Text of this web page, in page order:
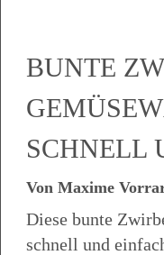
BUNTE
SCHNELL
Von Maxime
Diese bunte
schnell und